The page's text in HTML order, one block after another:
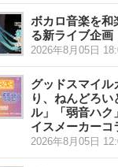
ボカロ音楽を和
る新ライブ企画
2026年8月05日
グッドスマイル
り、ねんどろい
ル」「弱音ハク
イスメーカーコ
2026年8月05日